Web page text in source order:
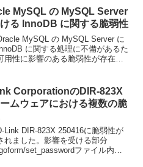
MySQL の MySQL Server
る InnoDB に関する脆弱性
MySQL の MySQL Server に
に関する処理に不備があるた
用性に影響のある脆弱性が存在し
CorporationのDIR-823X
ムウェアにおける複数の脆
Link DIR-823X 250416に脆弱性が
れました。影響を受ける部分
set_passwordファイル内の